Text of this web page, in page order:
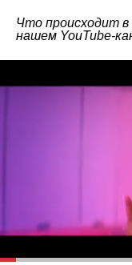
Что происходит в
нашем YouTube-